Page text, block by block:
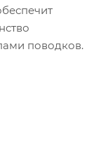
поводков.